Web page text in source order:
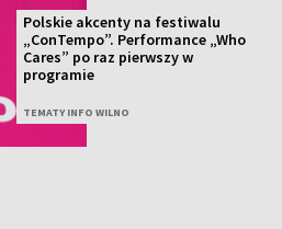
Polskie akcenty na festiwalu
„ConTempo”. Performance „Who
Cares” po raz pierwszy w
programie
TEMATY INFO WILNO